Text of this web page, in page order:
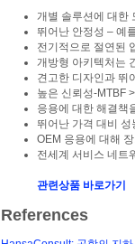
개별 솔루션에 대한
뛰어난 안정성 – 예
전기적으로 절연된
개방형 아키텍처는
견고한 디자인과 뛰
높은 신뢰성-MTBF
응용에 대한 해결책
뛰어난 가격 대비
성
OEM 응용에 대해
전세계 서비스 네트
관련상품 바로가기
References